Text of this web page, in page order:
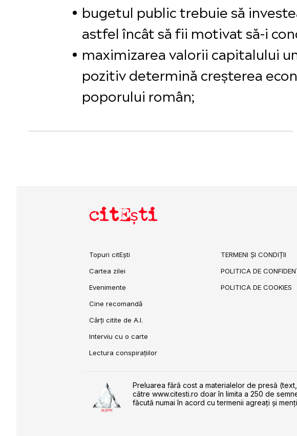
bugetul public trebuie să
astfel încât să fii motivat să-i
maximizarea valorii capitalului
pozitiv determină creșterea
poporului român;
citEști
Topuri citEști
Cartea zilei
Evenimente
Cine recomandă
Cărți citite de A.I.
Interviu cu o carte
Lectura conspirațiilor
TERMENI ȘI CONDIȚII
POLITICA DE
POLITICA DE COOKIES
Preluarea fără cost a materialelor de presă
către www.citesti.ro doar în limita a 250 de
făcută numai în acord cu termenii agreaţi şi